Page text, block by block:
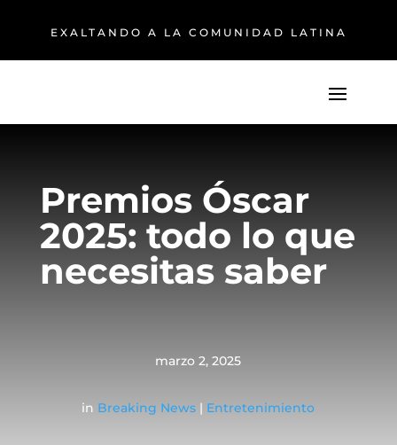
EXALTANDO A LA COMUNIDAD LATINA
Premios Óscar
2025: todo lo que
necesitas saber
marzo 2, 2025
in Breaking News | Entretenimiento